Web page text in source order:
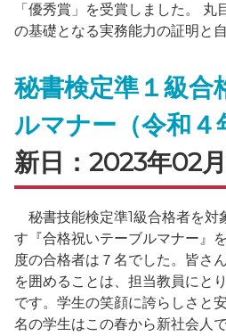
「優秀賞」を受賞しました。 丸
の基礎となる実務能力の証明と
秘書検定準１級合
ルマナー（令和４
新日：2023年02
秘書技能検定準1級合格者を対
す『合格祝いテーブルマナー』
度の合格者は７名でした。皆さ
を囲めることは、担当教員にと
です。学生の笑顔に誇らしさと
名の学生はこの春から新社会人